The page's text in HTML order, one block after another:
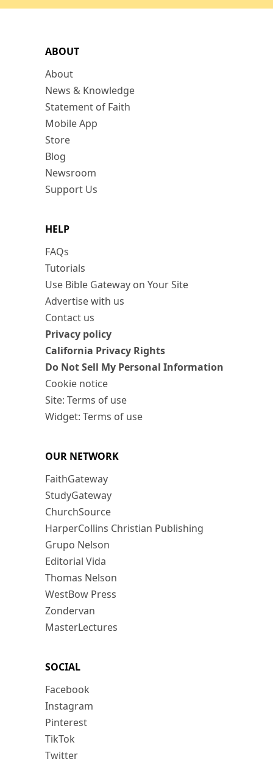
ABOUT
About
News & Knowledge
Statement of Faith
Mobile App
Store
Blog
Newsroom
Support Us
HELP
FAQs
Tutorials
Use Bible Gateway on Your Site
Advertise with us
Contact us
Privacy policy
California Privacy Rights
Do Not Sell My Personal Information
Cookie notice
Site: Terms of use
Widget: Terms of use
OUR NETWORK
FaithGateway
StudyGateway
ChurchSource
HarperCollins Christian Publishing
Grupo Nelson
Editorial Vida
Thomas Nelson
WestBow Press
Zondervan
MasterLectures
SOCIAL
Facebook
Instagram
Pinterest
TikTok
Twitter